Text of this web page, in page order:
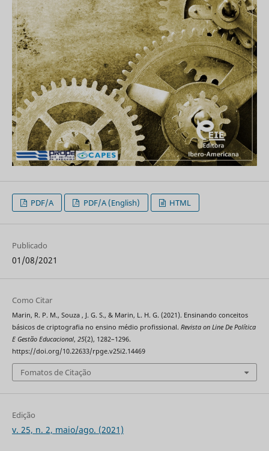
PDF/A PDF/A (English) HTML
Publicado
01/08/2021
Como Citar
Marin, R. P. M., Souza , J. G. S., & Marin, L. H. G. (2021). Ensinando conceitos
básicos de criptografia no ensino médio profissional. Revista on Line De Política
E Gestão Educacional, 25(2), 1282–1296.
https://doi.org/10.22633/rpge.v25i2.14469
Fomatos de Citação
Edição
v. 25, n. 2, maio/ago. (2021)